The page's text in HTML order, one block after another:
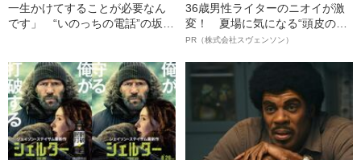
一生かけてすることが必要なん
です」 “いのっちの電話”の坂口
36歳男性ライターのニオイが激
変！ 夏場に気になる“頭皮のニ
オイ”や“ベタつき”を解消す
ト”が生み出した徹底ケアとは
PR（株式会社スヴェンソン）